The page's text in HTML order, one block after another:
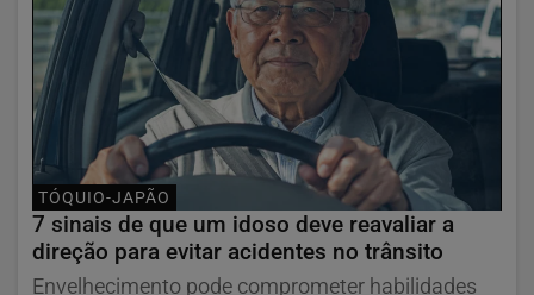
TÓQUIO-JAPÃO
7 sinais de que um idoso deve reavaliar a
direção para evitar acidentes no trânsito
Envelhecimento pode comprometer habilidades